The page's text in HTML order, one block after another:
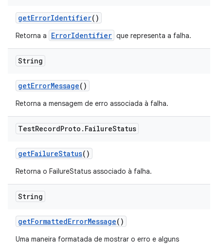
getErrorIdentifier()
Retorna a ErrorIdentifier que representa a falha.
String
getErrorMessage()
Retorna a mensagem de erro associada à falha.
TestRecordProto . FailureStatus
getFailureStatus()
Retorna o FailureStatus associado à falha.
String
getFormattedErrorMessage()
Uma maneira formatada de mostrar o erro e alguns